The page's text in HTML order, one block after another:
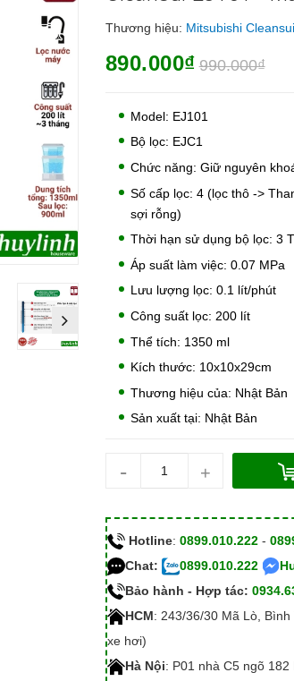
Thương hiệu: Mitsubishi Cleansui
890.000₫ 990.000₫
Model: EJ101
Bộ lọc: EJC1
Chức năng: Giữ nguyên
Số cấp lọc: 4 (lọc thô ->
sợi rỗng)
Thời hạn sử dụng bộ lọc: 3
Áp suất làm việc: 0.07 MPa
Lưu lượng lọc: 0.1 lít/phút
Công suất lọc: 200 lít
Thể tích: 1350 ml
Kích thước: 10x10x29cm
Thương hiệu của: Nhật Bản
Sản xuất tại: Nhật Bản
- +
Hotline: 0899.010.222-
Chat:
0899.010.222
Bảo hành - Hợp tác:
HCM: 243/36/30 Mã Lò,
xe hơi)
Hà Nội: P01 nhà C5 ngõ